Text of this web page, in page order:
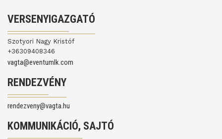
VERSENYIGAZGATÓ
Szotyori Nagy Kristóf
+36309408346
vagta@eventumlk.com
RENDEZVÉNY
rendezveny@vagta.hu
KOMMUNIKÁCIÓ, SAJTÓ